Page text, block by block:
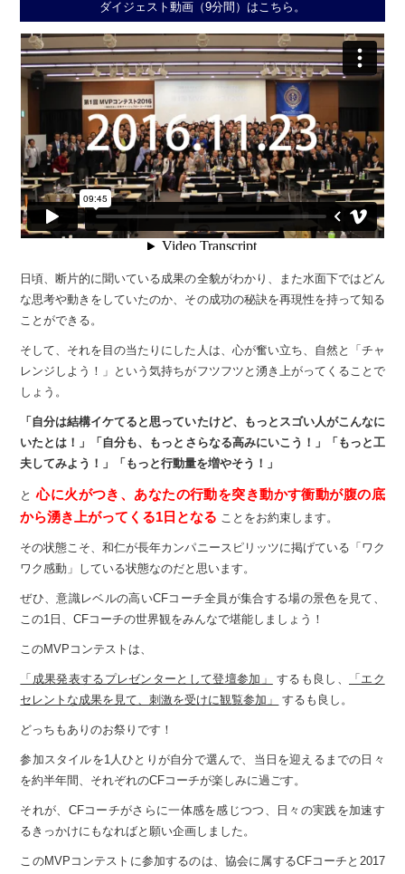
ダイジェスト動画（9分間）はこちら。
日頃、断片的に聞いている成果の全貌がわかり、また水面下では どん
な思考や動きをしていたのか、その成功の秘訣を再現性を持って知る
ことができる。
そして、それを目の当たりにした人は、心が奮い立ち、 自然と「チャ
レンジしよう！」という気持ちがフツフツと 湧き上がってくることで
しょう。
「自分は結構イケてると思っていたけど、もっとスゴい人がこんなに
いたとは！」
「自分も、もっとさらなる高みにいこう！」
「もっと工
夫してみよう！」
「もっと行動量を増やそう！」
と心に火がつき、あなたの行動を突き動かす衝動が腹の底
から湧き上がってくる1日となる ことをお約束します。
その状態こそ、和仁が長年カンパニースピリッツに掲げている 「ワク
ワク感動」している状態なのだと思います。
ぜひ、意識レベルの高いCFコーチ全員が集合する場の景色を見て、
この1日、CFコーチの世界観をみんなで堪能しましょう！
このMVPコンテストは、
「成果発表するプレゼンターとして登壇参加」 するも良し、
「エク
セレントな成果を見て、刺激を受けに観覧参加」
するも良し。
どっちもありのお祭りです！
参加スタイルを1人ひとりが自分で選んで、 当日を迎えるまでの日々
を約半年間、それぞれのCFコーチが楽しみに過ごす。
それが、CFコーチがさらに一体感を感じつつ、
日々の実践を加速す
るきっかけにもなればと願い企画しました。
このMVPコンテストに参加するのは、 協会に属するCFコーチと2017